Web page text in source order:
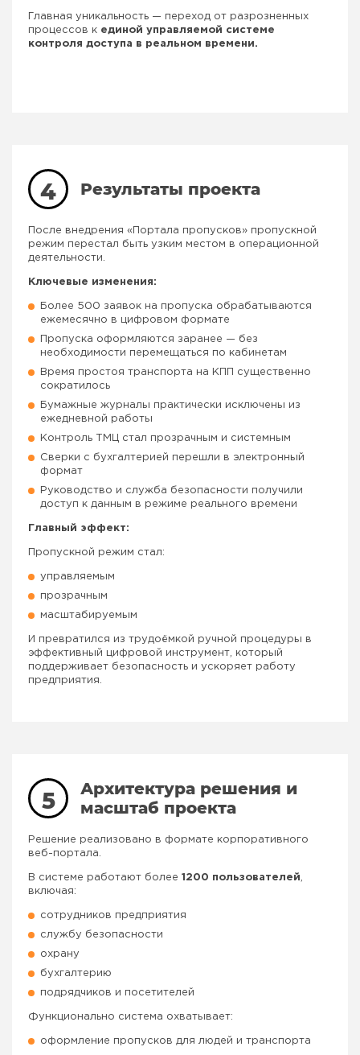
Главная уникальность — переход от разрозненных
процессов к единой управляемой системе
контроля доступа в реальном времени.
4 Результаты проекта
После внедрения «Портала пропусков» пропускной
режим перестал быть узким местом в операционной
деятельности.
Ключевые изменения:
Более 500 заявок на пропуска обрабатываются
ежемесячно в цифровом формате
Пропуска оформляются заранее — без
необходимости перемещаться по кабинетам
Время простоя транспорта на КПП существенно
сократилось
Бумажные журналы практически исключены из
ежедневной работы
Контроль ТМЦ стал прозрачным и системным
Сверки с бухгалтерией перешли в электронный
формат
Руководство и служба безопасности получили
доступ к данным в режиме реального времени
Главный эффект:
Пропускной режим стал:
управляемым
прозрачным
масштабируемым
И превратился из трудоёмкой ручной процедуры в
эффективный цифровой инструмент, который
поддерживает безопасность и ускоряет работу
предприятия.
5
Архитектура решения и
масштаб проекта
Решение реализовано в формате корпоративного
веб-портала.
В системе работают более 1200 пользователей
включая:
сотрудников предприятия
службу безопасности
охрану
бухгалтерию
подрядчиков и посетителей
Функционально система охватывает:
оформление пропусков для людей и транспорта